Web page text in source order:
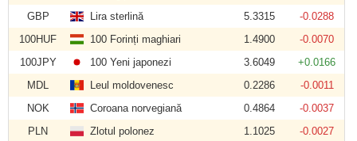
GBP
Lira sterlină 5.3315
-0.0288
100HUF
100 Forinți maghiari 1.4900
-0.0070
100JPY
100 Yeni japonezi 3.6049
+0.0166
MDL
Leul moldovenesc 0.2286
-0.0011
NOK
Coroana norvegiană 0.4864
-0.0037
PLN
Zlotul polonez 1.1025
-0.0027